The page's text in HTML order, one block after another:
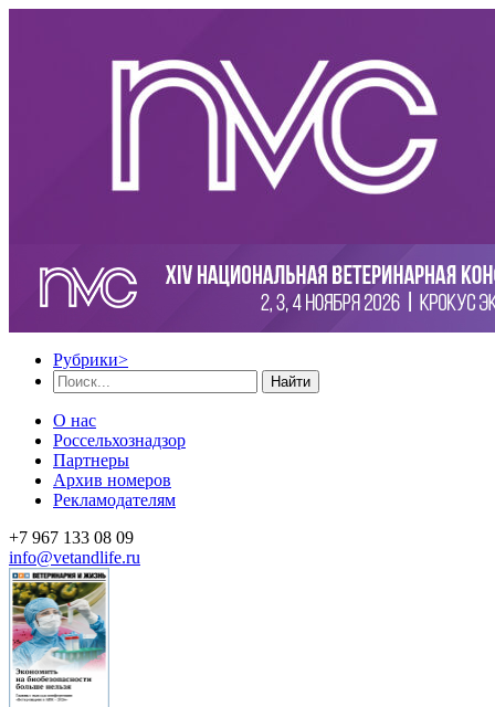
Рубрики>
Найти
О нас
Россельхознадзор
Партнеры
Архив номеров
Рекламодателям
+7 967 133 08 09
info@vetandlife.ru